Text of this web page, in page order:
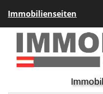
Immobilienseiten